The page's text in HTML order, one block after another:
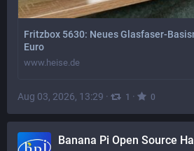
Fritzbox 5630: Neues Glasfaser-
Euro
www.heise.de
Aug 03, 2026, 13:29 · 1 · 0
Banana Pi Open Source